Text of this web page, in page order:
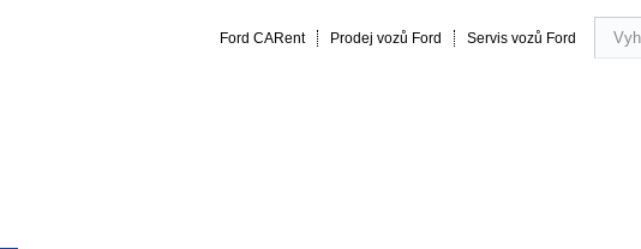
Ford CARent Prodej vozů Ford Servis vozů Ford